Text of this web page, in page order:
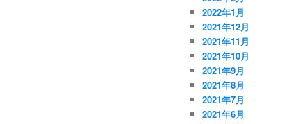
2022年1月
2021年12月
2021年11月
2021年10月
2021年9月
2021年8月
2021年7月
2021年6月